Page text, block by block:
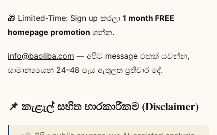
🎁 Limited-Time: Sign up කරලා 1 month FREE
homepage promotion ගන්න.
info@baoliba.com — අපිට message එකක් යවන්න,
සාමාන්‍යයෙන් 24–48 පැය ඇතුලත ප්‍රතිචාර දේ.
📌 කැළැල් සහිත භාරකාරීකම (Disclaimer)